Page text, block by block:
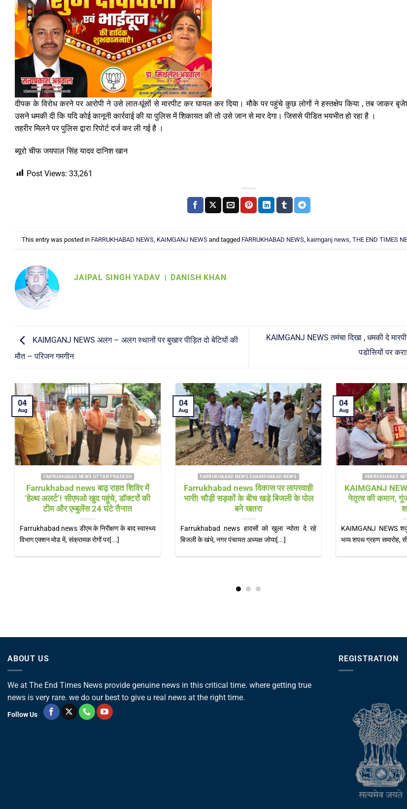
दीपक के विरोध करने पर आरोपी ने उसे लात-घूंसों से मारपीट कर घायल कर दिया। मौके पर पहुंचे कुछ लोगों ने हस्तक्षेप किया , तब जाकर
उसने धमकी दी कि यदि कोई कानूनी कार्रवाई की या पुलिस में शिकायत की तो उसे जान से मार देगा। जिससे पीडित भयभीत हो रहा है ।
तहरीर मिलने पर पुलिस द्वारा रिपोर्ट दर्ज कर ली गई है ।
ब्यूरो चीफ जयपाल सिंह यादव दानिश खान
Post Views: 33,261
This entry was posted in FARRUKHABAD NEWS, KAIMGANJ NEWSand tagged FARRUKHABAD NEWS, kaimganj news, THE END TIMES
JAIPAL SINGH YADAV । DANISH KHAN
KAIMGANJ NEWS अलग – अलग स्थानों पर बुखार पीड़ित दो बेटियों की
मौत – परिजन गमगीन
KAIMGANJ NEWS तमंचा दिखा , धमकी दे
पडोसियों पर
FARRUKHABAD NEWS KAIMGANJ NEWS
KAIMGANJ NEWS गंगा दरवाजा रोड पर
सनसनी: नाले में मिला 30 वर्षीय युवक का शव,
इलाके में मची अफरा-तफरी; शिनाख्त में जुटी
पुलिस
KAIMGANJ NEWS कायमगंज (फर्रुखाबाद)। कस्बा
03
Aug
FARRUKHABAD NEWS
Farrukhabad news हर-हर महादेव” के
जयघोष से गूंजा शमशाबाद, चौमुखे महादेव मंदिर
में उमड़ा आस्था का सैलाब
Farrukhabad news महेश वर्मा शमशाबाद शमशाबाद,
फर्रुखाबाद। श्रावण माह के प्रथम सोमवार पर शमशाबाद
03
Aug
FARRUKHABAD
KAIMGANJ
रहे युवक की बाइक
KAIMGANJ NEWS
समय हुआ हादसा, सीएचसी
03
Aug
ABOUT US
We at The End Times News provide genuine news in this critical time. where getting true
news is very rare. we do our best to give u real news at the right time.
Follow Us
REGISTRATION